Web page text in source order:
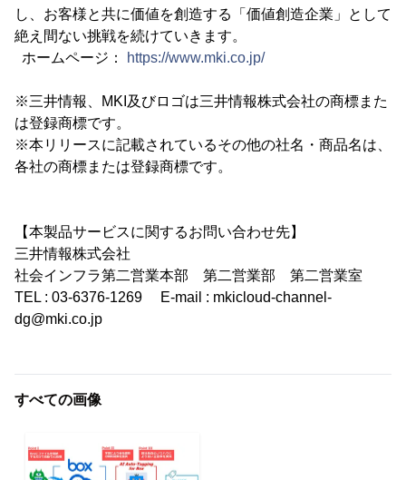
し、お客様と共に価値を創造する「価値創造企業」として
絶え間ない挑戦を続けていきます。
ホームページ：
https://www.mki.co.jp/
※三井情報、MKI及びロゴは三井情報株式会社の商標また
は登録商標です。
※本リリースに記載されているその他の社名・商品名は、
各社の商標または登録商標です。
【本製品サービスに関するお問い合わせ先】
三井情報株式会社
社会インフラ第二営業本部 第二営業部 第二営業室
TEL : 03-6376-1269 E-mail : mkicloud-channel-
dg@mki.co.jp
すべての画像